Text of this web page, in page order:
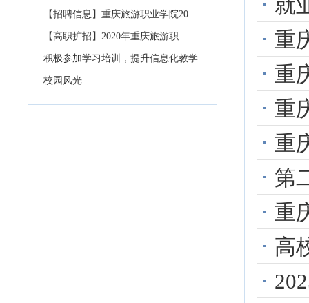
【招聘信息】重庆旅游职业学院20
【高职扩招】2020年重庆旅游职
积极参加学习培训，提升信息化教学
校园风光
就
重庆
重
重庆
重庆
第
重
高